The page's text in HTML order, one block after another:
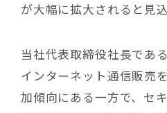
が大幅に拡大されると見込
当社代表取締役社長であ
インターネット通信販売
加傾向にある一方で、セ